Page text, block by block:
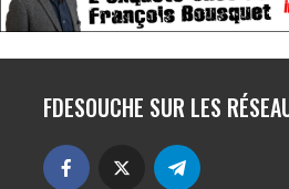
FDESOUCHE SUR LES